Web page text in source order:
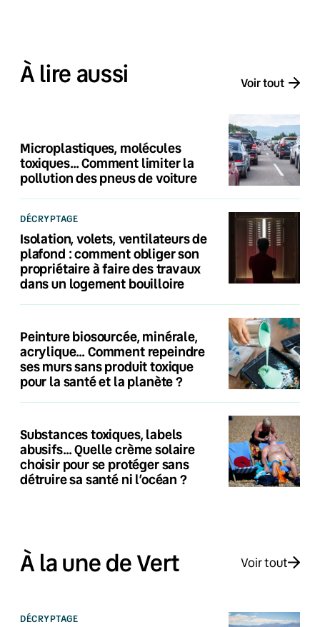
À lire aussi Voir tout
Microplastiques, molécules
toxiques… Comment limiter la
pollution des pneus de voiture
DÉCRYPTAGE
Isolation, volets, ventilateurs de
plafond : comment obliger son
propriétaire à faire des travaux
dans un logement bouilloire
Peinture biosourcée, minérale,
acrylique… Comment repeindre
ses murs sans produit toxique
pour la santé et la planète ?
Substances toxiques, labels
abusifs… Quelle crème solaire
choisir pour se protéger sans
détruire sa santé ni l’océan ?
À la une de Vert Voir tout
DÉCRYPTAGE